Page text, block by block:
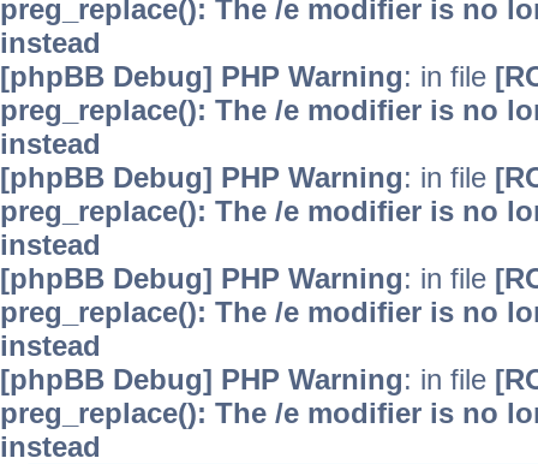
preg_replace(): The /e modifier is no
instead
[phpBB Debug] PHP Warning: in file
preg_replace(): The /e modifier is no
instead
[phpBB Debug] PHP Warning: in file
preg_replace(): The /e modifier is no
instead
[phpBB Debug] PHP Warning: in file
preg_replace(): The /e modifier is no
instead
[phpBB Debug] PHP Warning: in file
preg_replace(): The /e modifier is no
instead